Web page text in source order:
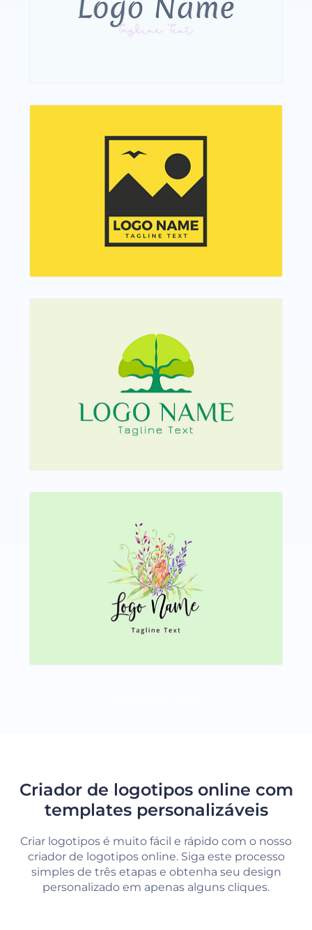
Criador de logotipos online com
templates personalizáveis
Criar logotipos é muito fácil e rápido com o nosso
criador de logotipos online. Siga este processo
simples de três etapas e obtenha seu design
personalizado em apenas alguns cliques.